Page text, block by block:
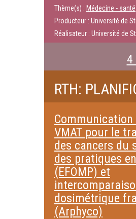
Thème(s) : Médecine - santé
Producteur : Université de
Réalisateur : Université de
4
RTH:
Communication
VMAT pour le
des cancers du
des pratiques
(EFOMP) et
dosimétrique
(Arphyco)